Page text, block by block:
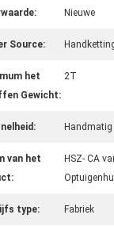
Nieuwe
Source:
het
Gewicht:
2T
Handmatig
van het
HSZ- CA
type: Fabriek